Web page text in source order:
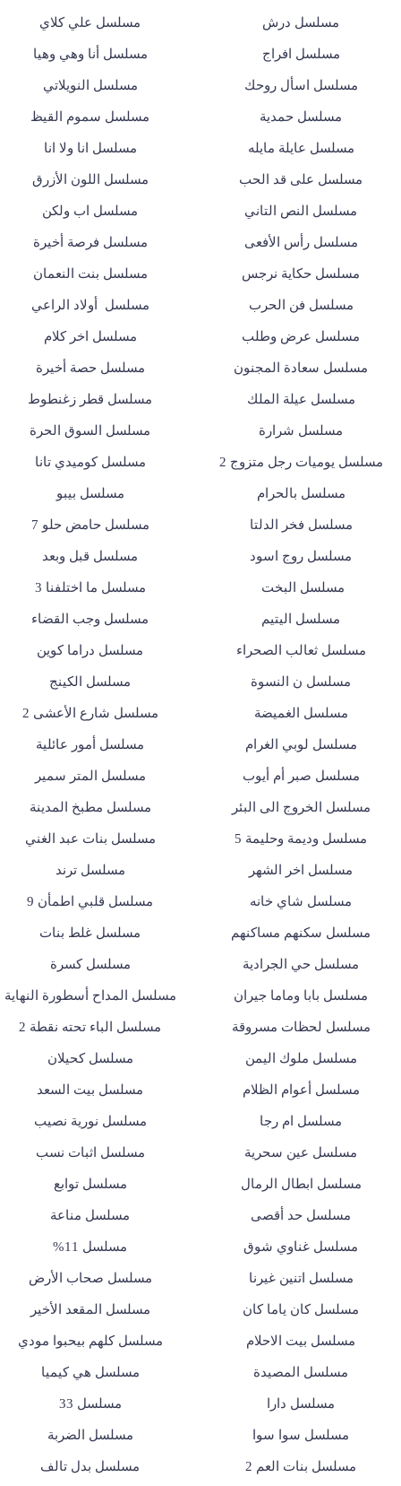
مسلسل درش مسلسل علي كلاي
مسلسل افراج مسلسل أنا وهي وهيا
مسلسل اسأل روحك مسلسل النويلاتي
مسلسل حمدية مسلسل سموم القيظ
مسلسل عايلة مايله مسلسل انا ولا انا
مسلسل على قد الحب مسلسل اللون الأزرق
مسلسل النص التاني مسلسل اب ولكن
مسلسل رأس الأفعى مسلسل فرصة أخيرة
مسلسل حكاية نرجس مسلسل بنت النعمان
مسلسل فن الحرب مسلسل أولاد الراعي
مسلسل عرض وطلب مسلسل اخر كلام
مسلسل سعادة المجنون مسلسل حصة أخيرة
مسلسل عيلة الملك مسلسل قطر زغنطوط
مسلسل شرارة مسلسل السوق الحرة
مسلسل يوميات رجل متزوج 2 مسلسل كوميدي تانا
مسلسل بالحرام مسلسل بيبو
مسلسل فخر الدلتا مسلسل حامض حلو 7
مسلسل روج اسود مسلسل قبل وبعد
مسلسل البخت مسلسل ما اختلفنا 3
مسلسل اليتيم مسلسل وجب القضاء
مسلسل ثعالب الصحراء مسلسل دراما كوين
مسلسل ن النسوة مسلسل الكينج
مسلسل الغميضة مسلسل شارع الأعشى 2
مسلسل لوبي الغرام مسلسل أمور عائلية
مسلسل صبر أم أيوب مسلسل المتر سمير
مسلسل الخروج الى البئر مسلسل مطبخ المدينة
مسلسل وديمة وحليمة 5 مسلسل بنات عبد الغني
مسلسل اخر الشهر مسلسل ترند
مسلسل شاي خانه مسلسل قلبي اطمأن 9
مسلسل سكنهم مساكنهم مسلسل غلط بنات
مسلسل حي الجرادية مسلسل كسرة
مسلسل بابا وماما جيران مسلسل المداح أسطورة النهاية
مسلسل لحظات مسروقة مسلسل الباء تحته نقطة 2
مسلسل ملوك اليمن مسلسل كحيلان
مسلسل أعوام الظلام مسلسل بيت السعد
مسلسل ام رجا مسلسل نورية نصيب
مسلسل عين سحرية مسلسل اثبات نسب
مسلسل ابطال الرمال مسلسل توابع
مسلسل حد أقصى مسلسل مناعة
مسلسل غناوي شوق مسلسل 11%
مسلسل اتنين غيرنا مسلسل صحاب الأرض
مسلسل كان ياما كان مسلسل المقعد الأخير
مسلسل بيت الاحلام مسلسل كلهم بيحبوا مودي
مسلسل المصيدة مسلسل هي كيميا
مسلسل دارا مسلسل 33
مسلسل سوا سوا مسلسل الضربة
مسلسل بنات العم 2 مسلسل بدل تالف